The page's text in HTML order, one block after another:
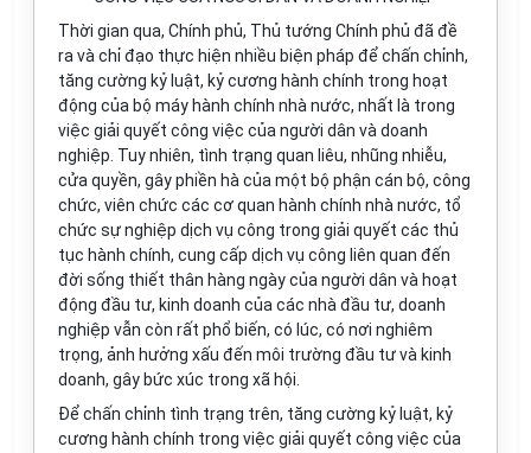
Thời gian qua, Chính phủ, Thủ tướng Chính phủ đã đề
ra và chỉ đạo thực hiện nhiều biện pháp để chấn chỉnh,
tăng cường kỷ luật, kỷ cương hành chính trong hoạt
động của bộ máy hành chính nhà nước, nhất là trong
việc giải quyết công việc của người dân và doanh
nghiệp. Tuy nhiên, tình trạng quan liêu, nhũng nhiễu,
cửa quyền, gây phiền hà của một bộ phận cán bộ, công
chức, viên chức các cơ quan hành chính nhà nước, tổ
chức sự nghiệp dịch vụ công trong giải quyết các thủ
tục hành chính, cung cấp dịch vụ công liên quan đến
đời sống thiết thân hàng ngày của người dân và hoạt
động đầu tư, kinh doanh của các nhà đầu tư, doanh
nghiệp vẫn còn rất phổ biến, có lúc, có nơi nghiêm
trọng, ảnh hưởng xấu đến môi trường đầu tư và kinh
doanh, gây bức xúc trong xã hội.
Để chấn chỉnh tình trạng trên, tăng cường kỷ luật, kỷ
cương hành chính trong việc giải quyết công việc của